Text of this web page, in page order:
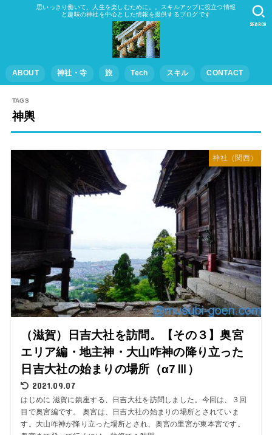
思いっきり働いて、人生を楽しむために。。スキルアップに役立つ情報
と趣味の神社を中心とした情報を提供するブログです
ABOUT 神社・寺 旅 Tech スキル CONTACT
SEARCH
神輿
神社（関西）
（滋賀）日吉大社を訪問。【その３】奥宮
エリア編・地主神・大山咋神の降り立った
日吉大社の始まりの場所（α7Ⅲ）
2021.09.07
はじめに 滋賀に鎮座する、日吉大社を訪問しました。今回は、３回
目で奥宮編です。 奥宮は、日吉大社の始まりの場所とされていま
す。大山咋神が降り立った場所とされ、奥宮の里宮が東本宮です。